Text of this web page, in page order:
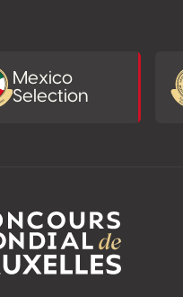
Mexico
Selection